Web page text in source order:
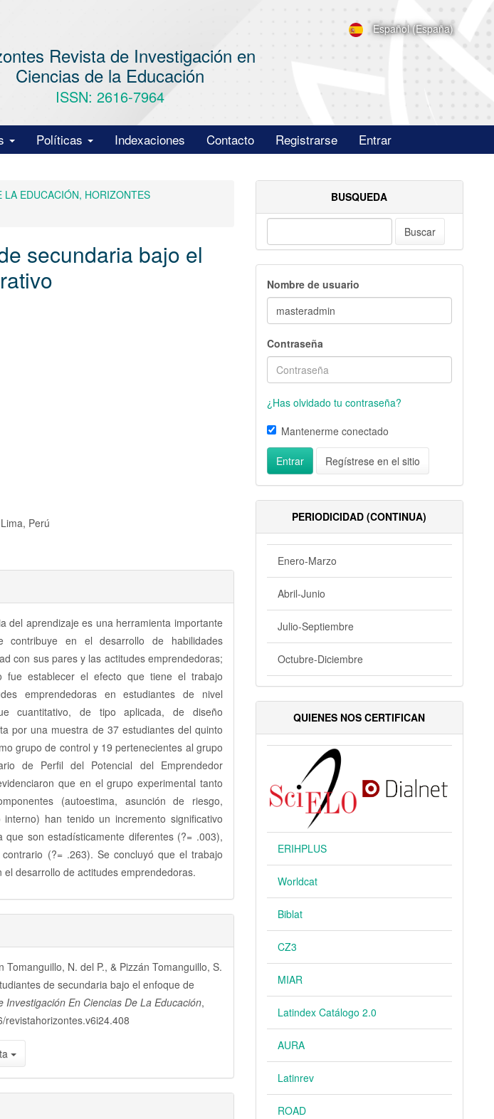
Español (España)
Revista de Investigación en
Ciencias de la Educación
ISSN: 2616-7964
Políticas Indexaciones Contacto Registrarse Entrar
EDUCACIÓN, HORIZONTES
secundaria bajo el
Perú
del aprendizaje es una herramienta importante
contribuye en el desarrollo de habilidades
con sus pares y las actitudes emprendedoras;
establecer el efecto que tiene el trabajo
emprendedoras en estudiantes de nivel
cuantitativo, de tipo aplicada, de diseño
por una muestra de 37 estudiantes del quinto
grupo de control y 19 pertenecientes al grupo
de Perfil del Potencial del Emprendedor
que en el grupo experimental tanto
(autoestima, asunción de riesgo,
han tenido un incremento significativo
son estadísticamente diferentes (?= .003),
(?= .263). Se concluyó que el trabajo
desarrollo de actitudes emprendedoras.
N. del P., & Pizzán Tomanguillo, S.
de secundaria bajo el enfoque de
Investigación En Ciencias De La Educación,
BUSQUEDA
Buscar
Nombre de usuario
Contraseña
¿Has olvidado tu contraseña?
Mantenerme conectado
Entrar Regístrese en el sitio
PERIODICIDAD (CONTINUA)
Enero-Marzo
Abril-Junio
Julio-Septiembre
Octubre-Diciembre
QUIENES NOS CERTIFICAN
ERIHPLUS
Worldcat
Biblat
CZ3
MIAR
Latindex Catálogo 2.0
AURA
Latinrev
ROAD